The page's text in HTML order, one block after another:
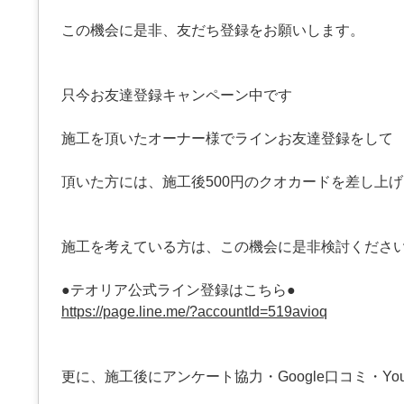
この機会に是非、友だち登録をお願いします。
只今お友達登録キャンペーン中です
施工を頂いたオーナー様でラインお友達登録をして
頂いた方には、施工後500円のクオカードを差し上
施工を考えている方は、この機会に是非検討くださ
●テオリア公式ライン登録はこちら●
https://page.line.me/?accountId=519avioq
更に、施工後にアンケート協力・Google口コミ・